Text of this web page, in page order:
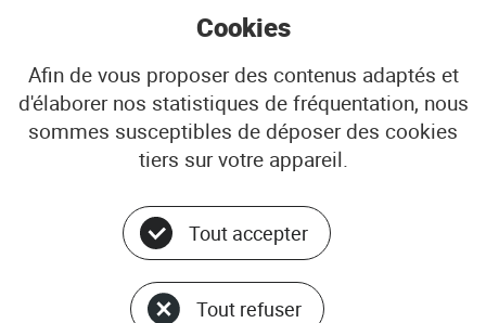
18, rue Jean Jaurès 29200 BREST
02 98 33 51 71
CONTACT
© ADEUPa
PLAN DU SITE
Cookies
Afin de vous proposer des contenus adaptés et
d'élaborer nos statistiques de fréquentation, nous
sommes susceptibles de déposer des cookies
tiers sur votre appareil.
Tout accepter
Tout refuser